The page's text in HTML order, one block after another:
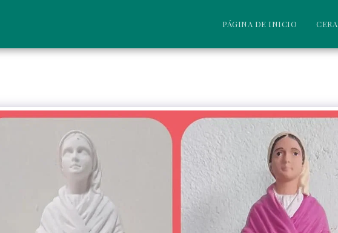
PÁGINA DE INICIO